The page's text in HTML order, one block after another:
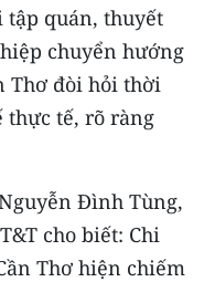
quán, thuyết
chuyển hướng
Thơ đòi hỏi thời
tế, rõ ràng
Đình Tùng,
cho biết: Chi
Thơ hiện chiếm